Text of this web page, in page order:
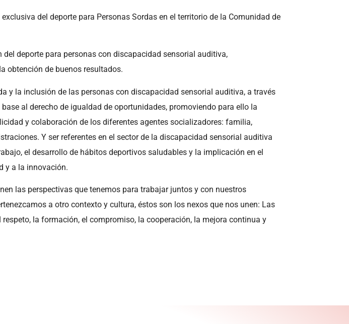
del deporte para Personas Sordas en el territorio de la Comunidad de
deporte para personas con discapacidad sensorial auditiva,
obtención de buenos resultados.
y la inclusión de las personas con discapacidad sensorial auditiva, a través
al derecho de igualdad de oportunidades, promoviendo para ello la
y colaboración de los diferentes agentes socializadores: familia,
Y ser referentes en el sector de la discapacidad sensorial auditiva
el desarrollo de hábitos deportivos saludables y la implicación en el
y a la innovación.
las perspectivas que tenemos para trabajar juntos y con nuestros
a otro contexto y cultura, éstos son los nexos que nos unen: Las
la formación, el compromiso, la cooperación, la mejora continua y